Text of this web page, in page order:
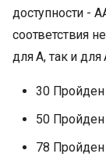
доступности -
соответствия
для A, так и для
30 Пройден
50 Пройден
78 Пройден